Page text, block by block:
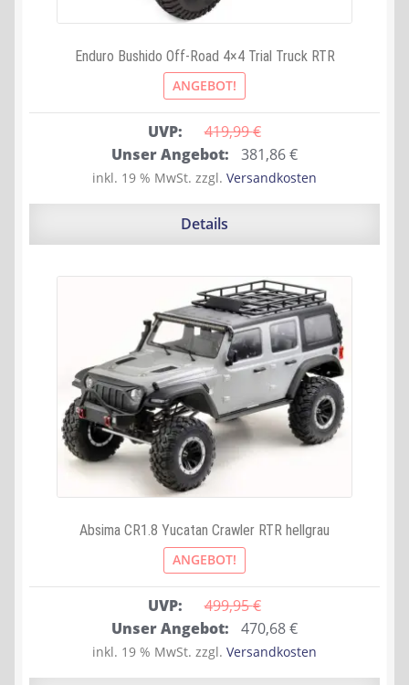
Enduro Bushido Off-Road 4×4 Trial Truck RTR
ANGEBOT!
UVP: 419,99 €
Ursprünglicher
Preis
war:
Unser Angebot: 381,86€Aktueller
Preis
ist:
inkl. 19 % MwSt. zzgl. Versandkosten
Details
Absima CR1.8 Yucatan Crawler RTR hellgrau
ANGEBOT!
UVP: 499,95 €
Ursprünglicher
Preis
war:
Unser Angebot: 470,68€Aktueller
Preis
ist:
inkl. 19 % MwSt. zzgl. Versandkosten